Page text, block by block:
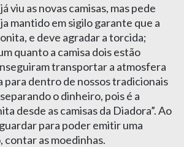
viu as novas camisas, mas pede
mantido em sigilo garante que a
e deve agradar a torcida;
quanto a camisa dois estão
transportar a atmosfera
para dentro de nossos tradicionais
o dinheiro, pois é a
desde as camisas da Diadora”. Ao
para poder emitir uma
contar as moedinhas.